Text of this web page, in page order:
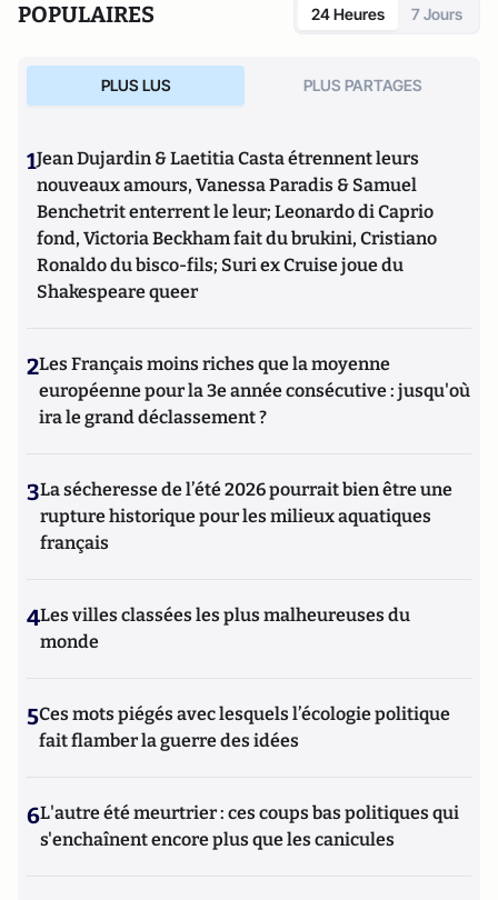
POPULAIRES 24 Heures 7 Jours
PLUS LUS PLUS PARTAGES
1Jean Dujardin & Laetitia Casta étrennent leurs
nouveaux amours, Vanessa Paradis & Samuel
Benchetrit enterrent le leur; Leonardo di Caprio
fond, Victoria Beckham fait du brukini, Cristiano
Ronaldo du bisco-fils; Suri ex Cruise joue du
Shakespeare queer
2Les Français moins riches que la moyenne
européenne pour la 3e année consécutive : jusqu'où
ira le grand déclassement ?
3La sécheresse de l’été 2026 pourrait bien être une
rupture historique pour les milieux aquatiques
français
4Les villes classées les plus malheureuses du
monde
5Ces mots piégés avec lesquels l’écologie politique
fait flamber la guerre des idées
6L'autre été meurtrier : ces coups bas politiques qui
s'enchaînent encore plus que les canicules